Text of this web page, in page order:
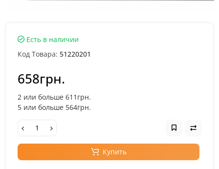
Есть в наличии
Код Товара: 51220201
658грн.
2 или больше 611грн.
5 или больше 564грн.
Купить